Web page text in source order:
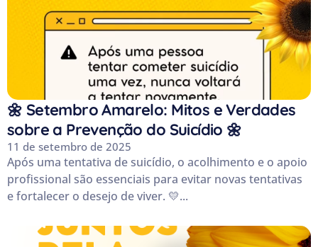
🌼 Setembro Amarelo: Mitos e Verdades
sobre a Prevenção do Suicídio 🌼
11 de setembro de 2025
Após uma tentativa de suicídio, o acolhimento e o apoio
profissional são essenciais para evitar novas tentativas
e fortalecer o desejo de viver. 💛...